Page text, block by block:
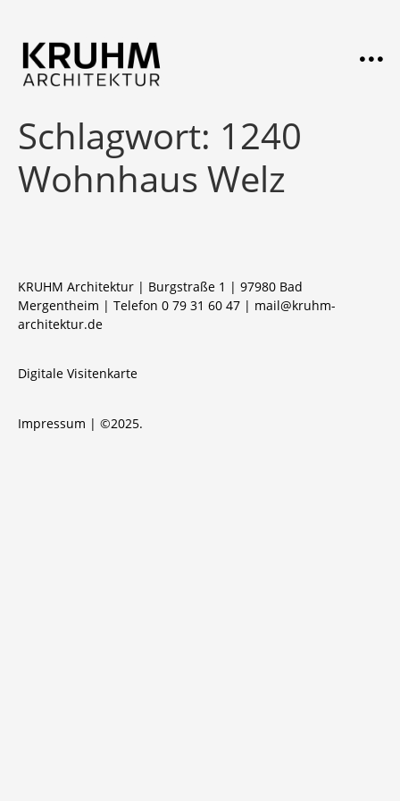
Schlagwort: 1240
Wohnhaus Welz
KRUHM Architektur | Burgstraße 1 | 97980 Bad
Mergentheim | Telefon 0 79 31 60 47 | mail@kruhm-
architektur.de
Impressum | ©2025.
Digitale Visitenkarte